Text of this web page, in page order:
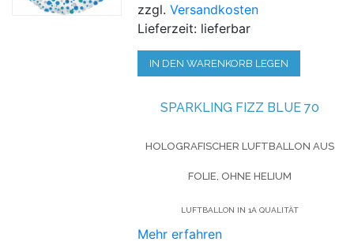
zzgl.Versandkosten
Lieferzeit: lieferbar
IN DEN WARENKORB LEGEN
SPARKLING FIZZ BLUE 70
HOLOGRAFISCHER LUFTBALLON AUS
FOLIE, OHNE HELIUM
LUFTBALLON IN 1A QUALITÄT
Mehr erfahren